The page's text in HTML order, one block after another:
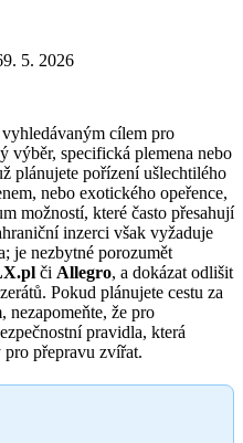
9. 5. 2026
cílem pro
specifická plemena nebo
plánujete pořízení ušlechtilého
nebo exotického opeřence,
možností, které často přesahují
inzerci však vyžaduje
je nezbytné porozumět
či Allegro, a dokázat odlišit
Pokud plánujete cestu za
nezapomeňte, že pro
pravidla, která
pro přepravu zvířat.